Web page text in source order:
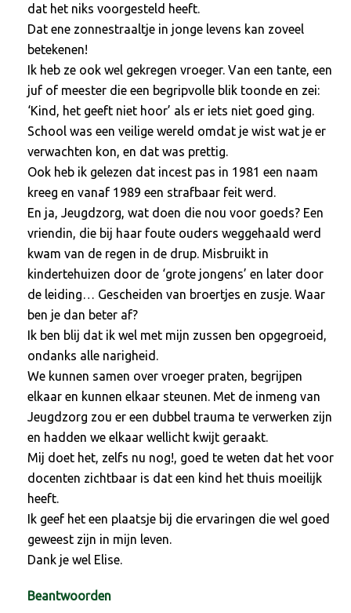
dat het niks voorgesteld heeft.
Dat ene zonnestraaltje in jonge levens kan zoveel
betekenen!
Ik heb ze ook wel gekregen vroeger. Van een tante, een
juf of meester die een begripvolle blik toonde en zei:
‘Kind, het geeft niet hoor’ als er iets niet goed ging.
School was een veilige wereld omdat je wist wat je er
verwachten kon, en dat was prettig.
Ook heb ik gelezen dat incest pas in 1981 een naam
kreeg en vanaf 1989 een strafbaar feit werd.
En ja, Jeugdzorg, wat doen die nou voor goeds? Een
vriendin, die bij haar foute ouders weggehaald werd
kwam van de regen in de drup. Misbruikt in
kindertehuizen door de ‘grote jongens’ en later door
de leiding… Gescheiden van broertjes en zusje. Waar
ben je dan beter af?
Ik ben blij dat ik wel met mijn zussen ben opgegroeid,
ondanks alle narigheid.
We kunnen samen over vroeger praten, begrijpen
elkaar en kunnen elkaar steunen. Met de inmeng van
Jeugdzorg zou er een dubbel trauma te verwerken zijn
en hadden we elkaar wellicht kwijt geraakt.
Mij doet het, zelfs nu nog!, goed te weten dat het voor
docenten zichtbaar is dat een kind het thuis moeilijk
heeft.
Ik geef het een plaatsje bij die ervaringen die wel goed
geweest zijn in mijn leven.
Dank je wel Elise.
Beantwoorden